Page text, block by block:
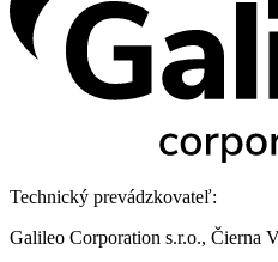
Technický prevádzkovateľ:
Galileo Corporation s.r.o., Čierna